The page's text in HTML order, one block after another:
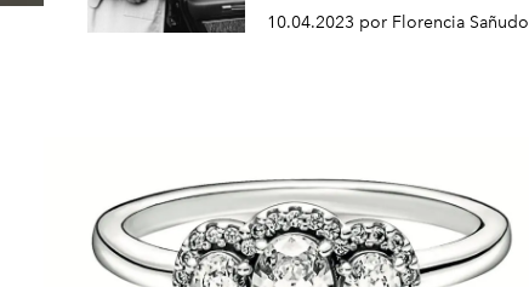
10.04.2023 por Florencia Sañudo